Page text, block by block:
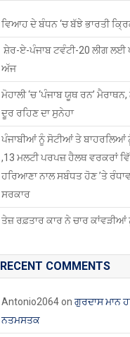
ਵਿਆਹ ਦੇ ਬੰਧਨ ‘ਚ ਬੱਝੇ ਭਾਰਤੀ
ਸ਼ੇਰ-ਏ-ਪੰਜਾਬ ਟਵੰਟੀ-20 ਲੀਗ ਲਈ
ਅੱਜ
ਮੋਹਾਲੀ ‘ਚ ‘ਪੰਜਾਬ ਯੂਥ ਰਨ’
ਦੂਰ ਰਹਿਣ ਦਾ ਸੁਨੇਹਾ
ਪੰਜਾਬੀਆਂ ਨੂੰ ਸੋਟੀਆਂ ਤੇ ਬਾਹਰਲਿਆਂ
,13 ਮਲਟੀ ਪਰਪਜ਼ ਹੈਲਥ ਵਰਕਰਾਂ
ਹਰਿਆਣਾ ਨਾਲ ਸਬੰਧਤ ਹੋਣ ’ਤੇ
ਸਰਕਾਰ
ਤੇਜ਼ ਰਫ਼ਤਾਰ ਕਾਰ ਨੇ ਚਾਰ
RECENT COMMENTS
Antonio2064onਗੁਰਦਾਸ ਮਾਨ
ਨਤਮਸਤਕ